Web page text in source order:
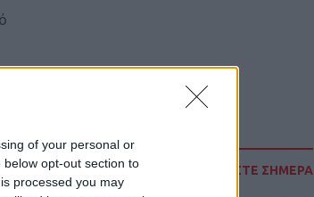
of your personal or
opt-out section to
processed you may
ΔΙΑΒΑΣΤΕ ΣΗΜΕΡΑ